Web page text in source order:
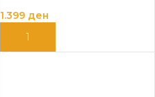
1.399 ден
ДОДАЈ ВО КОШНИЦА